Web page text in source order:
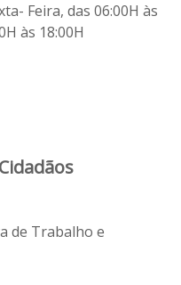
Feira, das 06:00H às
às 18:00H
de Trabalho e